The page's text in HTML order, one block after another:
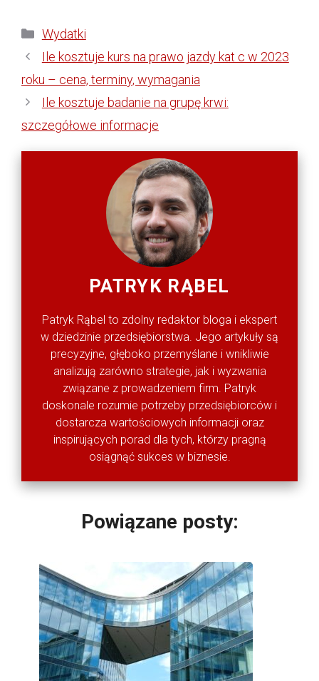
Kategorie
Wydatki
Ile kosztuje kurs na prawo jazdy kat c w 2023
roku – cena, terminy, wymagania
Ile kosztuje badanie na grupę krwi:
szczegółowe informacje
PATRYK RĄBEL
Patryk Rąbel to zdolny redaktor bloga i ekspert
w dziedzinie przedsiębiorstwa. Jego artykuły są
precyzyjne, głęboko przemyślane i wnikliwie
analizują zarówno strategie, jak i wyzwania
związane z prowadzeniem firm. Patryk
doskonale rozumie potrzeby przedsiębiorców i
dostarcza wartościowych informacji oraz
inspirujących porad dla tych, którzy pragną
osiągnąć sukces w biznesie.
Powiązane posty: